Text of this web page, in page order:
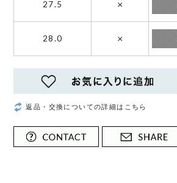
27.5 ×
28.0 ×
返品・交換についての詳細はこちら